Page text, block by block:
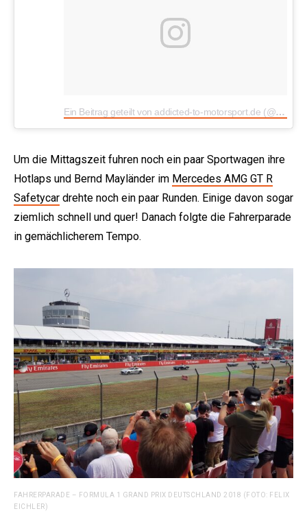
Ein Beitrag geteilt von addicted-to-motorsport.de (@addicted2mtrspt)
Um die Mittagszeit fuhren noch ein paar Sportwagen ihre
Hotlaps und Bernd Mayländer im Mercedes AMG GT R
Safetycar drehte noch ein paar Runden. Einige davon sogar
ziemlich schnell und quer! Danach folgte die Fahrerparade
in gemächlicherem Tempo.
FAHRERPARADE – FORMULA 1 GRAND PRIX DEUTSCHLAND 2018 (FOTO: FELIX
EICHLER)